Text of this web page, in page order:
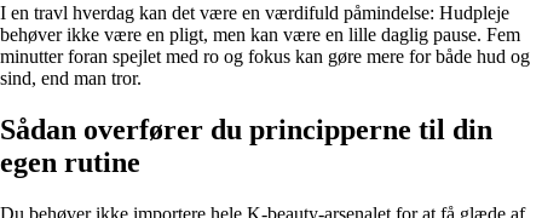
I en travl hverdag kan det være en værdifuld påmindelse: Hudpleje
behøver ikke være en pligt, men kan være en lille daglig pause. Fem
minutter foran spejlet med ro og fokus kan gøre mere for både hud og
sind, end man tror.
Sådan overfører du principperne til din
egen rutine
Du behøver ikke importere hele K-beauty-arsenalet for at få glæde af